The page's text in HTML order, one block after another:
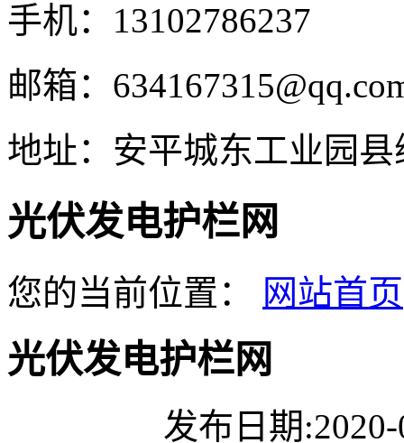
手机：13102786237
邮箱：
地址：安平城东工业园县
光伏发电护栏网
您的当前位置： 网站首页
光伏发电护栏网
发布日期